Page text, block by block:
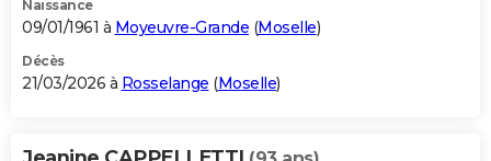
PROGRAMME TV
S'inscrire
Se connecter
Lycées
Collèges
Primaires
Universités
Entreprises
Service militaire
Avis de recherche
AVIS DE DÉCÈS
Naissance
09/01/1961 à Moyeuvre-Grande (Moselle)
Décès
21/03/2026 à Rosselange (Moselle)